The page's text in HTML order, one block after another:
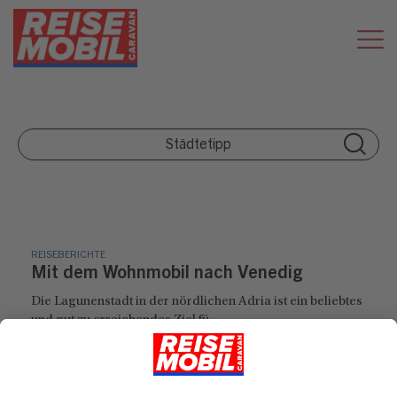
REISEBERICHTE
Mit dem Wohnmobil nach Venedig
Die Lagunenstadt in der nördlichen Adria ist ein beliebtes
und gut zu erreichendes Ziel fü...